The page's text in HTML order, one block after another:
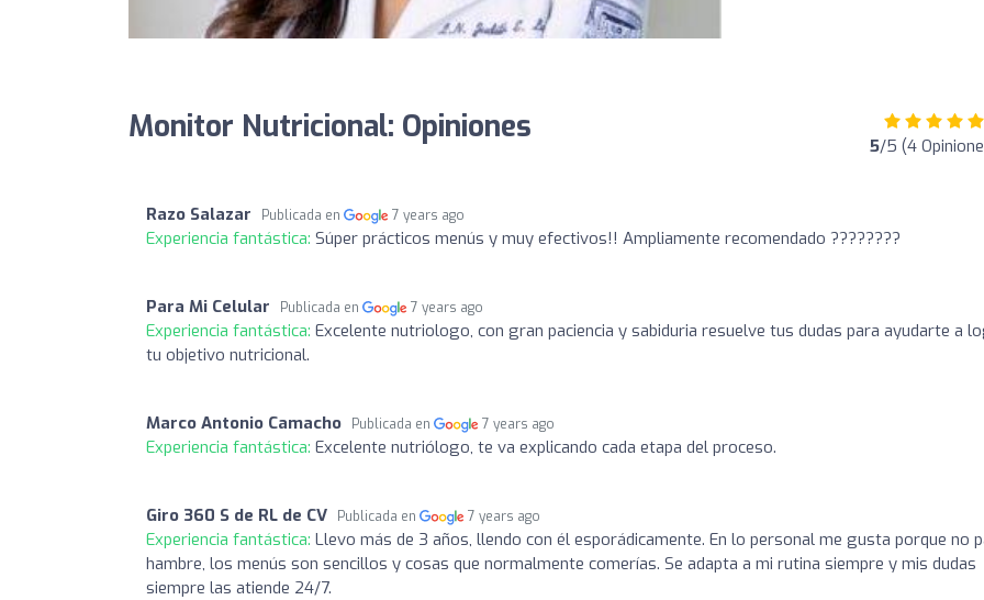
Monitor Nutricional: Opiniones 5/5 (4
Razo Salazar Publicada en 7 years ago
Experiencia fantástica: Súper prácticos menús y muy efectivos!! Ampliamente recomendado ????????
Para Mi Celular Publicada en 7 years ago
Experiencia fantástica: Excelente nutriologo, con gran paciencia y sabiduria resuelve tus dudas para ayudarte a
tu objetivo nutricional.
Marco Antonio Camacho Publicada en 7 years ago
Experiencia fantástica: Excelente nutriólogo, te va explicando cada etapa del proceso.
Giro 360 S de RL de CV Publicada en 7 years ago
Experiencia fantástica: Llevo más de 3 años, llendo con él esporádicamente. En lo personal me gusta porque no
hambre, los menús son sencillos y cosas que normalmente comerías. Se adapta a mi rutina siempre y mis dudas
siempre las atiende 24/7.